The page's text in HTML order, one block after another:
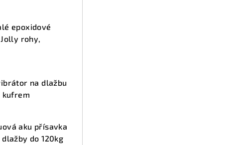
epoxidové
rohy,
na dlažbu
kufrem
aku přísavka
do 120kg